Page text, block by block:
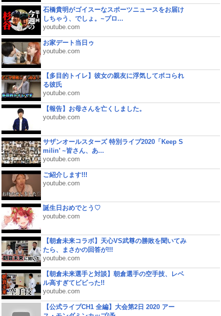
石橋貴明がゴイスーなスポーツニュースをお届け
しちゃう、でしょ。~プロ...
youtube.com
お家デート当日ゥ
youtube.com
【多目的トイレ】彼女の親友に浮気してボコられ
る彼氏
youtube.com
【報告】お母さんを亡くしました。
youtube.com
サザンオールスターズ 特別ライブ2020「Keep S
milin’ ~皆さん、あ...
youtube.com
ご紹介します!!!
youtube.com
誕生日おめでとう♡
youtube.com
【朝倉未来コラボ】天心VS武尊の勝敗を聞いてみ
たら、まさかの回答が!!!
youtube.com
【朝倉未来選手と対談】朝倉選手の空手技、レベ
ル高すぎてビビった!!
youtube.com
【公式ライブCH1 全編】大会第2日 2020 アー